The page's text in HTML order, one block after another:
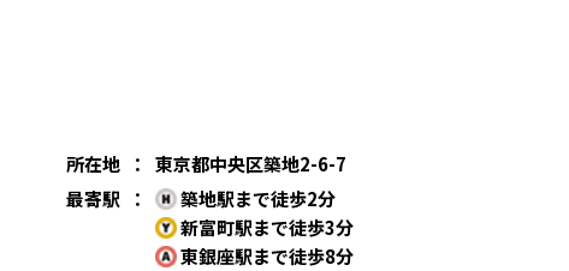
所在地 ：
東京都中央区築地2-6-7
最寄駅
：
築地駅まで徒歩2分
新富町駅まで徒歩3分
東銀座駅まで徒歩8分